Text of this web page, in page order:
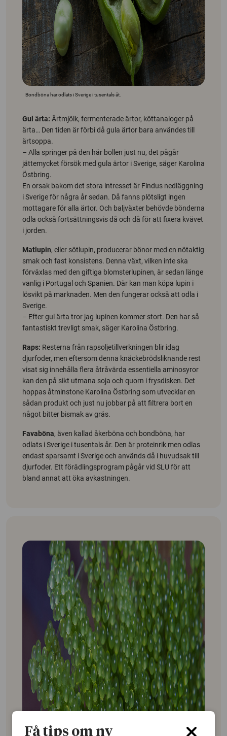
Bondböna har odlats i Sverige i tusentals åt.
Gul ärta: Ärtmjölk, fermenterade ärtor, köttanaloger på
ärta… Den tiden är förbi då gula ärtor bara användes till
ärtsoppa.
– Alla springer på den här bollen just nu, det pågår
jättemycket försök med gula ärtor i Sverige, säger Karolina
Östbring.
En orsak bakom det stora intresset är Findus nedläggning
i Sverige för några år sedan. Då fanns plötsligt ingen
mottagare för alla ärtor. Och baljväxter behövde bönderna
odla också fortsättningsvis då och då för att fixera kvävet
i jorden.
Matlupin, eller sötlupin, producerar bönor med en nötaktig
smak och fast konsistens. Denna växt, vilken inte ska
förväxlas med den giftiga blomsterlupinen, är sedan länge
vanlig i Portugal och Spanien. Där kan man köpa lupin i
lösvikt på marknaden. Men den fungerar också att odla i
Sverige.
– Efter gul ärta tror jag lupinen kommer stort. Den har så
fantastiskt trevligt smak, säger Karolina Östbring.
Raps: Resterna från rapsoljetillverkningen blir idag
djurfoder, men eftersom denna knäckebrödsliknande rest
visat sig innehålla flera åtråvärda essentiella aminosyror
kan den på sikt utmana soja och quorn i frysdisken. Det
hoppas åtminstone Karolina Östbring som utvecklar en
sådan produkt och just nu jobbar på att filtrera bort en
något bitter bismak av gräs.
Favaböna, även kallad åkerböna och bondböna, har
odlats i Sverige i tusentals år. Den är proteinrik men odlas
endast sparsamt i Sverige och används då i huvudsak till
djurfoder. Ett förädlingsprogram pågår vid SLU för att
bland annat att öka avkastningen.
Få tips om ny